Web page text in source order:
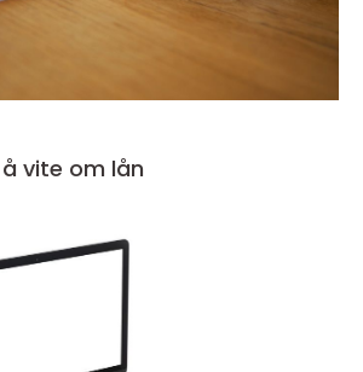
vite om lån